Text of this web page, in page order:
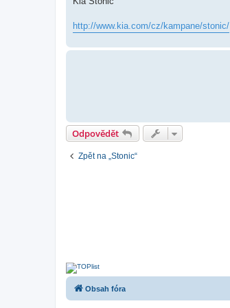
ě
v
k
http://www.kia.com/cz/kampane/stonic/
Odpovědět
Zpět na „Stonic“
Obsah fóra